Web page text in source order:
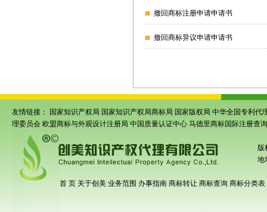
撤回商标注册申请申请书
撤回商标异议申请申请书
友情链接： 国家知识产权局 国家知识产权局商标局 国家版权局 中华全国专利代
理委员会 欧盟商标与外观设计注册局 中国质量认证中心 马德里商标国际注册查询
版
地
首 页 关于创美 业务范围 办事指南 商标转让 商标查询 商标分类表